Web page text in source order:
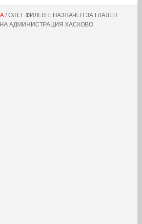
/ ОЛЕГ ФИЛЕВ Е НАЗНАЧЕН ЗА ГЛАВЕН
АДМИНИСТРАЦИЯ ХАСКОВО